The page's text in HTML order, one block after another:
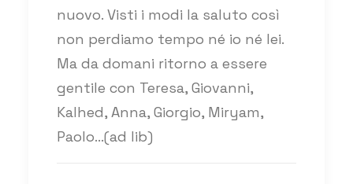
nuovo. Visti i modi la saluto così
non perdiamo tempo né io né lei.
Ma da domani ritorno a essere
gentile con Teresa, Giovanni,
Kalhed, Anna, Giorgio, Miryam,
Paolo…(ad lib)